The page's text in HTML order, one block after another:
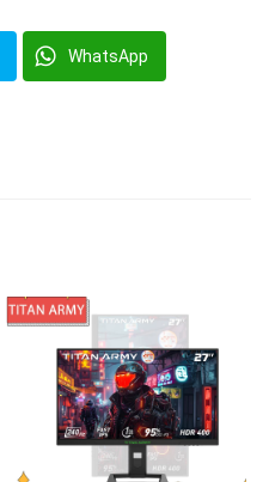
WhatsApp